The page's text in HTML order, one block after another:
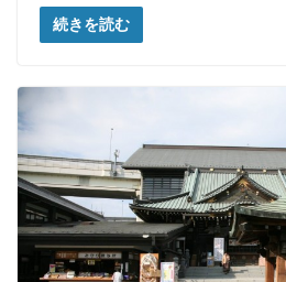
続きを読む